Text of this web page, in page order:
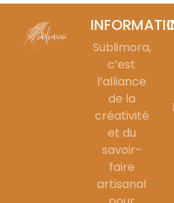
Sublimora,
c’est
l’alliance
de la
créativité
et du
savoir-
faire
artisanal